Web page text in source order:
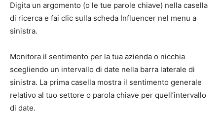
Digita un argomento (o le tue parole chiave) nella casella
di ricerca e fai clic sulla scheda Influencer nel menu a
sinistra.
Monitora il sentimento per la tua azienda o nicchia
scegliendo un intervallo di date nella barra laterale di
sinistra. La prima casella mostra il sentimento generale
relativo al tuo settore o parola chiave per quell’intervallo
di date.